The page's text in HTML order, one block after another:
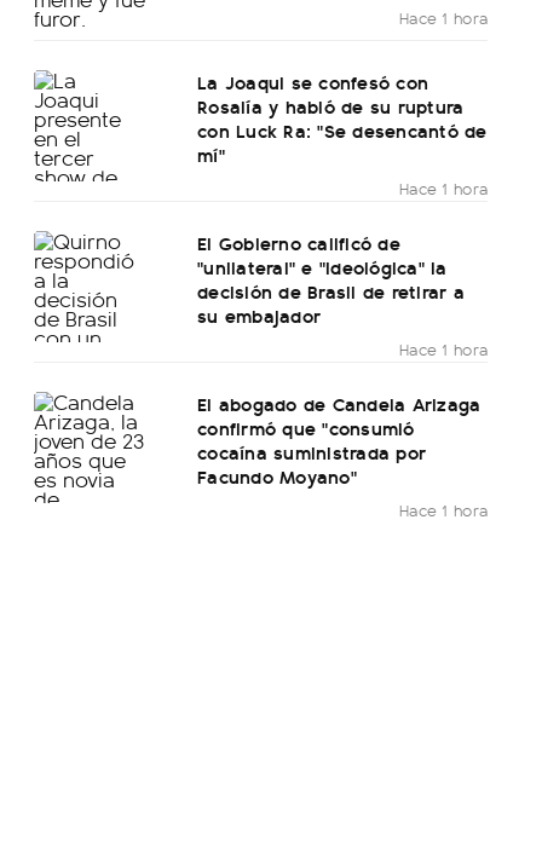
Hace 1 hora
La Joaqui se confesó con
Rosalía y habló de su ruptura
con Luck Ra: "Se desencantó de
mí"
Hace 1 hora
El Gobierno calificó de
"unilateral" e "ideológica" la
decisión de Brasil de retirar a
su embajador
Hace 1 hora
El abogado de Candela Arizaga
confirmó que "consumió
cocaína suministrada por
Facundo Moyano"
Hace 1 hora